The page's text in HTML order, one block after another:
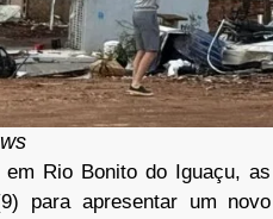
Rio Bonito do Iguaçu, as
para apresentar um novo